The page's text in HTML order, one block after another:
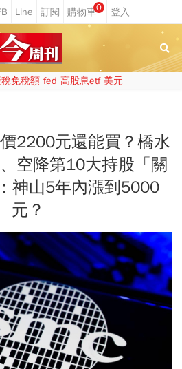
0
免稅額 fed 高股息etf 美元
2200元還能買？橋水
空降第10大持股「關
神山5年內漲到5000
元？